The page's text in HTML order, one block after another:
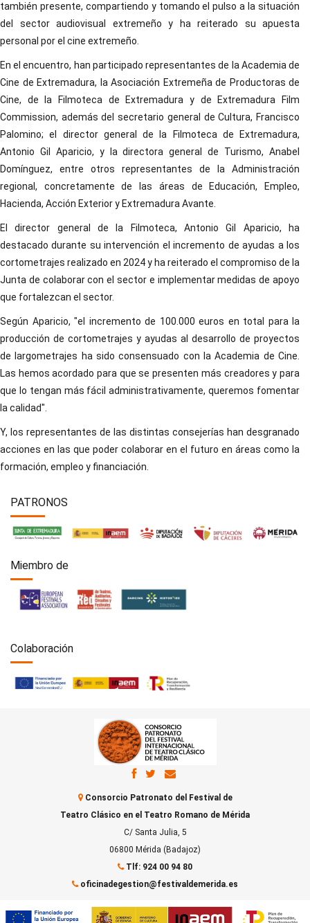
también presente, compartiendo y tomando el pulso a la situación
del sector audiovisual extremeño y ha reiterado su apuesta
personal por el cine extremeño.
En el encuentro, han participado representantes de la Academia de
Cine de Extremadura, la Asociación Extremeña de Productoras de
Cine, de la Filmoteca de Extremadura y de Extremadura Film
Commission, además del secretario general de Cultura, Francisco
Palomino; el director general de la Filmoteca de Extremadura,
Antonio Gil Aparicio, y la directora general de Turismo, Anabel
Domínguez, entre otros representantes de la Administración
regional, concretamente de las áreas de Educación, Empleo,
Hacienda, Acción Exterior y Extremadura Avante.
El director general de la Filmoteca, Antonio Gil Aparicio, ha
destacado durante su intervención el incremento de ayudas a los
cortometrajes realizado en 2024 y ha reiterado el compromiso de la
Junta de colaborar con el sector e implementar medidas de apoyo
que fortalezcan el sector.
Según Aparicio, "el incremento de 100.000 euros en total para la
producción de cortometrajes y ayudas al desarrollo de proyectos
de largometrajes ha sido consensuado con la Academia de Cine.
Las hemos acordado para que se presenten más creadores y para
que lo tengan más fácil administrativamente, queremos fomentar
la calidad".
Y, los representantes de las distintas consejerías han desgranado
acciones en las que poder colaborar en el futuro en áreas como la
formación, empleo y financiación.
PATRONOS
Miembro de
Colaboración
Consorcio Patronato del Festival de
Teatro Clásico en el Teatro Romano de Mérida
C/ Santa Julia, 5
06800 Mérida (Badajoz)
Tlf: 924 00 94 80
oficinadegestion@festivaldemerida.es